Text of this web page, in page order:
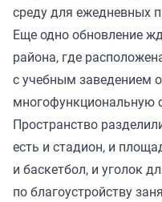
среду для ежедневных
Еще одно обновление
района, где
с учебным заведением
многофункциональную
Пространство
есть и стадион, и
и баскетбол, и уголок
по благоустройству